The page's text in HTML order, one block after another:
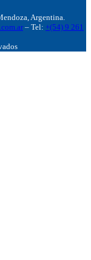
Argentina.
– Tel: +(54) 9 261